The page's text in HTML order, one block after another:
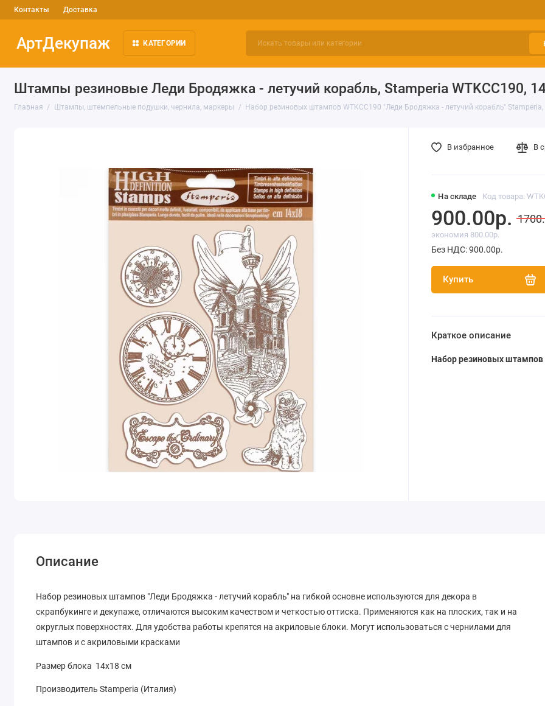
Контакты Доставка
АртДекупаж КАТЕГОРИИ
Штампы резиновые Леди Бродяжка - летучий корабль, Stamperia WTKCC190,
Главная Штампы, штемпельные подушки, чернила, маркеры Набор резиновых штампов WTKCC190 "Леди Бродяжка - летучий корабль" Stamperia,
На складе Код товара:
900.00р.
экономия 800.00р.
Без НДС: 900.00р.
Купить
В избранное В
Краткое описание
Набор резиновых штампов
Описание
Набор резиновых штампов "Леди Бродяжка - летучий корабль" на гибкой основне используются для декора в
скрапбукинге и декупаже, отличаются высоким качеством и четкостью оттиска. Применяются как на плоских, так и на
округлых поверхностях. Для удобства работы крепятся на акриловые блоки. Могут использоваться с чернилами для
штампов и с акриловыми красками
Размер блока 14х18 см
Производитель Stamperia (Италия)